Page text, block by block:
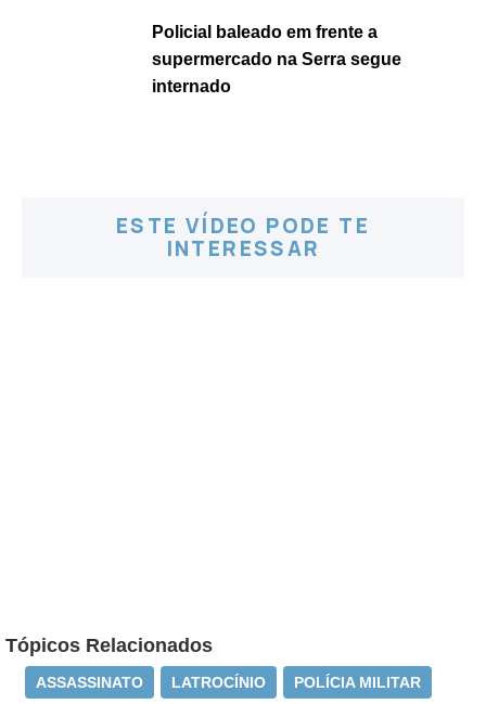
Policial baleado em frente a
supermercado na Serra segue
internado
ESTE VÍDEO PODE TE
INTERESSAR
Tópicos Relacionados
ASSASSINATO LATROCÍNIO POLÍCIA MILITAR